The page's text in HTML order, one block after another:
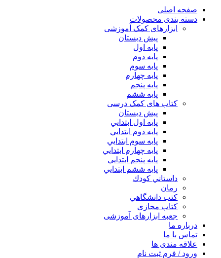
صفحه اصلی
دسته بندی محصولات
ابزارهای کمک آموزشی
پیش دبستان
پایه اول
پایه دوم
پایه سوم
پایه چهارم
پايه پنجم
پایه ششم
کتاب های کمک درسی
پیش دبستان
پايه اول ابتدايي
پايه دوم ابتدايي
پايه سوم ابتدايي
پايه چهارم ابتدايي
پايه پنجم ابتدايي
پايه ششم ابتدايي
داستاني كودك
رمان
كتب دانشگاهي
کتاب مجازی
جعبه ابزارهای آموزشی
درباره ما
تماس با ما
علاقه مندی ها
ورود / فرم ثبت نام